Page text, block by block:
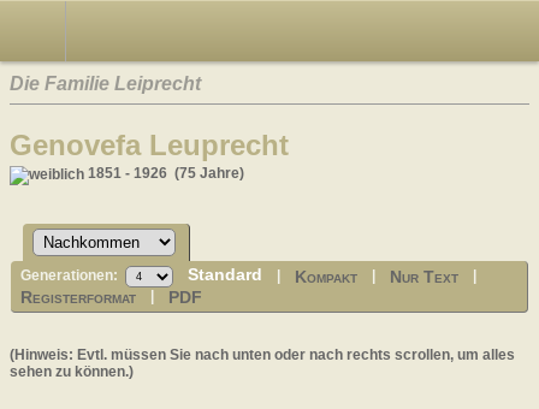
Die Familie Leiprecht
Genovefa Leuprecht
1851 - 1926 (75 Jahre)
Generationen: Standard Kompakt Nur Text
Registerformat PDF
(Hinweis: Evtl. müssen Sie nach unten oder nach rechts scrollen, um alles
sehen zu können.)